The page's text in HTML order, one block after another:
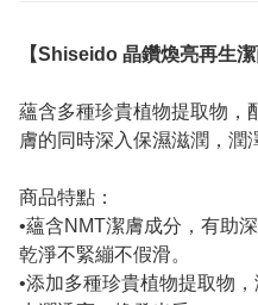
【Shiseido 晶鑽煥亮再生
蘊含多種珍貴植物提取物，
膚的同時深入保濕滋潤，潤
商品特點：
•蘊含NMT潔膚成分，有助
乾淨不緊繃不假滑。
•添加多種珍貴植物提取物